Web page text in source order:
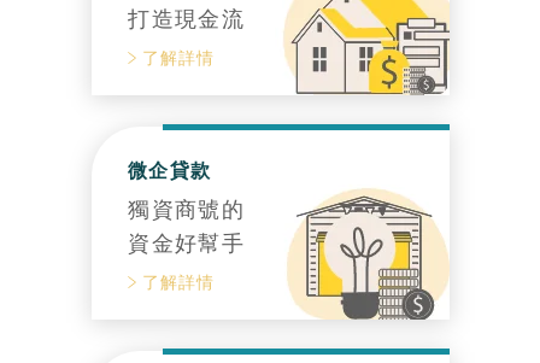
打造現金流
了解詳情
微企貸款
獨資商號的
資金好幫手
了解詳情